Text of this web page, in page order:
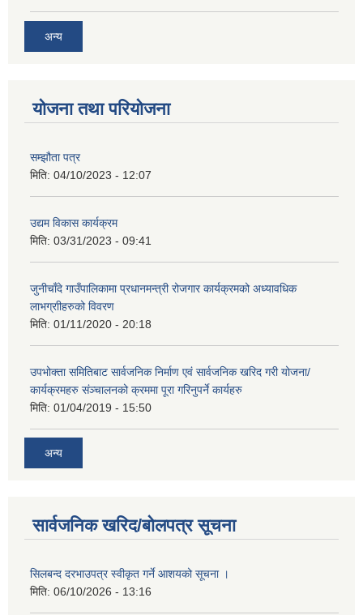
अन्य
योजना तथा परियोजना
सम्झौता पत्र
मिति: 04/10/2023 - 12:07
उद्यम विकास कार्यक्रम
मिति: 03/31/2023 - 09:41
जुनीचाँदे गाउँपालिकामा प्रधानमन्‍त्री रोजगार कार्यक्रमको अध्यावधिक
लाभग्राीहरुको विवरण
मिति: 01/11/2020 - 20:18
उपभोक्ता समितिबाट सार्वजनिक निर्माण एवं सार्वजनिक खरिद गरी योजना/
कार्यक्रमहरु संञ्‍चालनको क्रममा पूरा गरिनुपर्ने कार्यहरु
मिति: 01/04/2019 - 15:50
अन्य
सार्वजनिक खरिद/बोलपत्र सूचना
सिलबन्द दरभाउपत्र स्वीकृत गर्ने आशयको सूचना ।
मिति: 06/10/2026 - 13:16